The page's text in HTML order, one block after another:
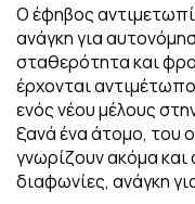
Ο έφηβος
ανάγκη για
σταθερότητα και
έρχονται
ενός νέου μέλους
ξανά ένα άτομο, του
γνωρίζουν ακόμα
διαφωνίες, ανάγκη